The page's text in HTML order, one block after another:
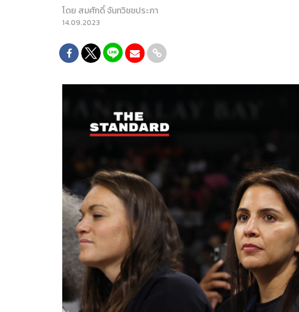
โดย สมศักดิ์ จันทวิชชประภา
14.09.2023